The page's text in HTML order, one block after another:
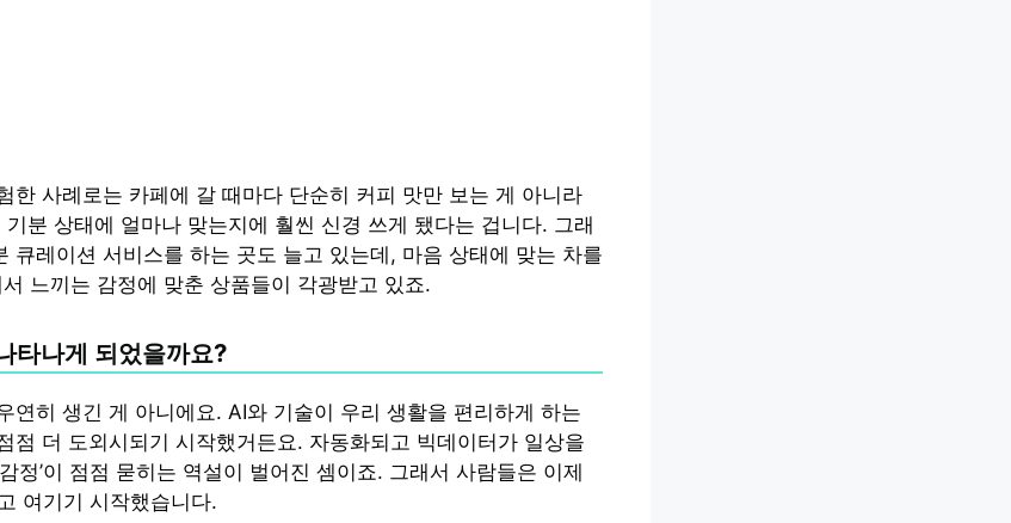
한 사례로는 카페에 갈 때마다 단순히 커피 맛만 보는 게 아니라
분 상태에 얼마나 맞는지에 훨씬 신경 쓰게 됐다는 겁니다. 그래
큐레이션 서비스를 하는 곳도 늘고 있는데, 마음 상태에 맞는 차를
느끼는 감정에 맞춘 상품들이 각광받고 있죠.
타나게 되었을까요?
연히 생긴 게 아니에요. AI와 기술이 우리 생활을 편리하게 하는
점 더 도외시되기 시작했거든요. 자동화되고 빅데이터가 일상을
정’이 점점 묻히는 역설이 벌어진 셈이죠. 그래서 사람들은 이제
여기기 시작했습니다.